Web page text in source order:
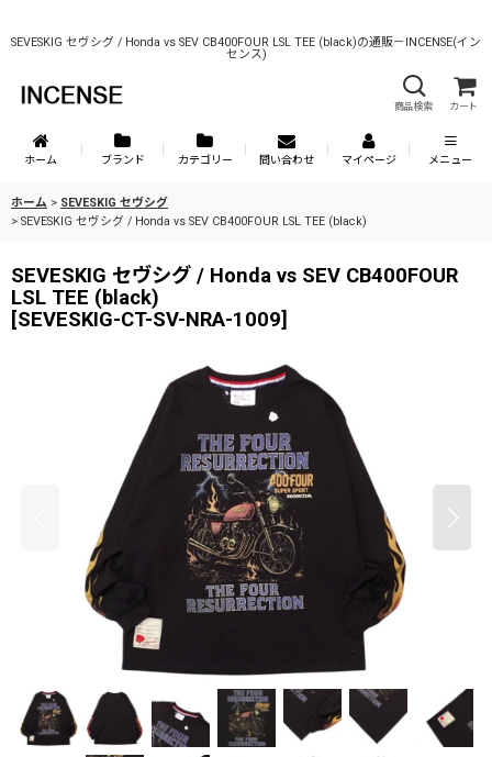
SEVESKIG セヴシグ / Honda vs SEV CB400FOUR LSL TEE (black)の通販－INCENSE(イン
センス)
商品検索 カート
ホーム ブランド カテゴリー 問い合わせ マイページ メニュー
ホーム > SEVESKIG セヴシグ
> SEVESKIG セヴシグ / Honda vs SEV CB400FOUR LSL TEE (black)
SEVESKIG セヴシグ / Honda vs SEV CB400FOUR
LSL TEE (black)
[SEVESKIG-CT-SV-NRA-1009]